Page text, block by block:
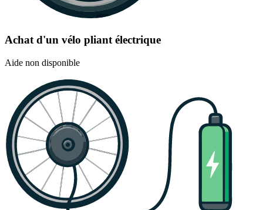
Achat d'un vélo pliant électrique
Aide non disponible